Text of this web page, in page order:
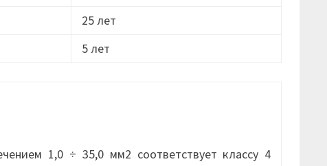
25 лет
5 лет
1,0 ÷ 35,0 мм2 соответствует классу 4